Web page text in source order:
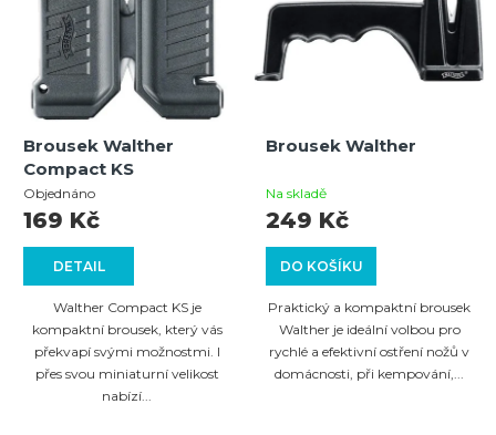
Brousek Walther
Compact KS
Objednáno
DETAIL
169 Kč
Walther Compact KS je
kompaktní brousek, který vás
překvapí svými možnostmi. I
přes svou miniaturní velikost
nabízí...
Brousek Walther
Na skladě
DO KOŠÍKU
249 Kč
Praktický a kompaktní brousek
Walther je ideální volbou pro
rychlé a efektivní ostření nožů v
domácnosti, při kempování,...